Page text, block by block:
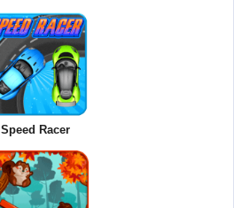
Speed Racer